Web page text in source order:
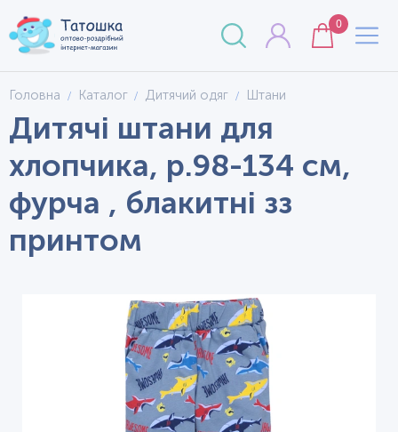
0
Головна Каталог Дитячий одяг Штани
Дитячі штани для
хлопчика, р.98-134 см,
фурча , блакитні зз
принтом